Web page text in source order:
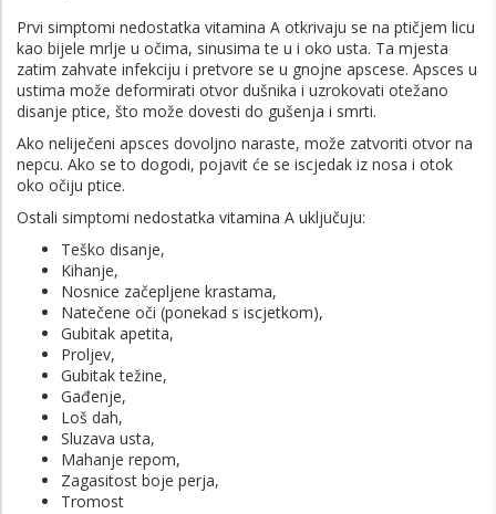
Prvi simptomi nedostatka vitamina A otkrivaju se na ptičjem licu
kao bijele mrlje u očima, sinusima te u i oko usta. Ta mjesta
zatim zahvate infekciju i pretvore se u gnojne apscese. Apsces u
ustima može deformirati otvor dušnika i uzrokovati otežano
disanje ptice, što može dovesti do gušenja i smrti.
Ako neliječeni apsces dovoljno naraste, može zatvoriti otvor na
nepcu. Ako se to dogodi, pojavit će se iscjedak iz nosa i otok
oko očiju ptice.
Ostali simptomi nedostatka vitamina A uključuju:
Teško disanje,
Kihanje,
Nosnice začepljene krastama,
Natečene oči (ponekad s iscjetkom),
Gubitak apetita,
Proljev,
Gubitak težine,
Gađenje,
Loš dah,
Sluzava usta,
Mahanje repom,
Zagasitost boje perja,
Tromost